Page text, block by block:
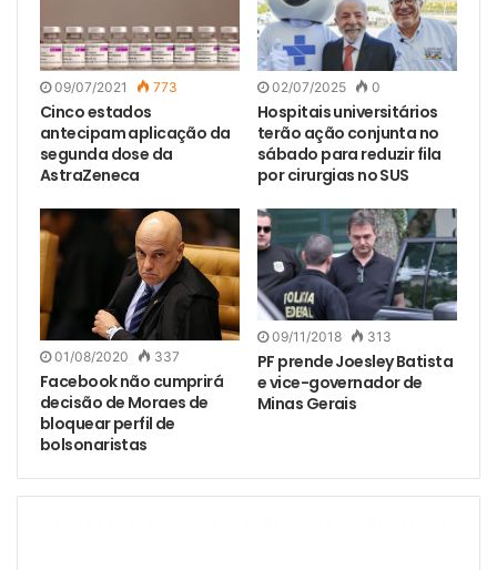
09/07/2021 773
Cinco estados
antecipam aplicação da
segunda dose da
AstraZeneca
02/07/2025 0
Hospitais universitários
terão ação conjunta no
sábado para reduzir fila
por cirurgias no SUS
01/08/2020 337
Facebook não cumprirá
decisão de Moraes de
bloquear perfil de
bolsonaristas
09/11/2018 313
PF prende Joesley Batista
e vice-governador de
Minas Gerais